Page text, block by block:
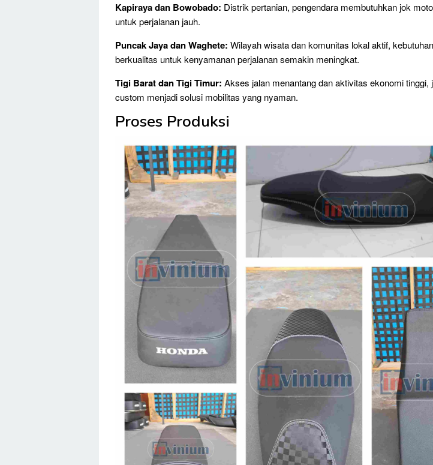
Kapiraya dan Bowobado: Distrik pertanian, pengendara membutuhkan jok
untuk perjalanan jauh.
Puncak Jaya dan Waghete: Wilayah wisata dan komunitas lokal aktif,
berkualitas untuk kenyamanan perjalanan semakin meningkat.
Tigi Barat dan Tigi Timur: Akses jalan menantang dan aktivitas ekonomi tinggi,
custom menjadi solusi mobilitas yang nyaman.
Proses Produksi